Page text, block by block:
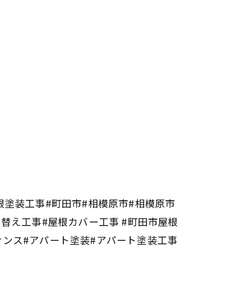
装工事#町田市#相模原市#相模原市
え工事#屋根カバー工事 #町田市屋根
ス#アパート塗装#アパート塗装工事